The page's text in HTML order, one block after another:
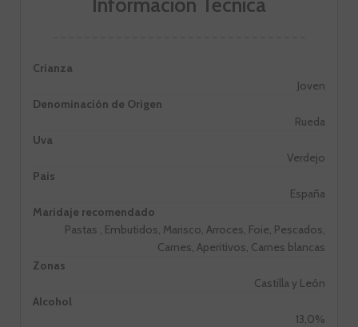
Información Técnica
Crianza
Joven
Denominación de Origen
Rueda
Uva
Verdejo
Pais
España
Maridaje recomendado
Pastas , Embutidos, Marisco, Arroces, Foie, Pescados,
Carnes, Aperitivos, Carnes blancas
Zonas
Castilla y León
Alcohol
13,0%